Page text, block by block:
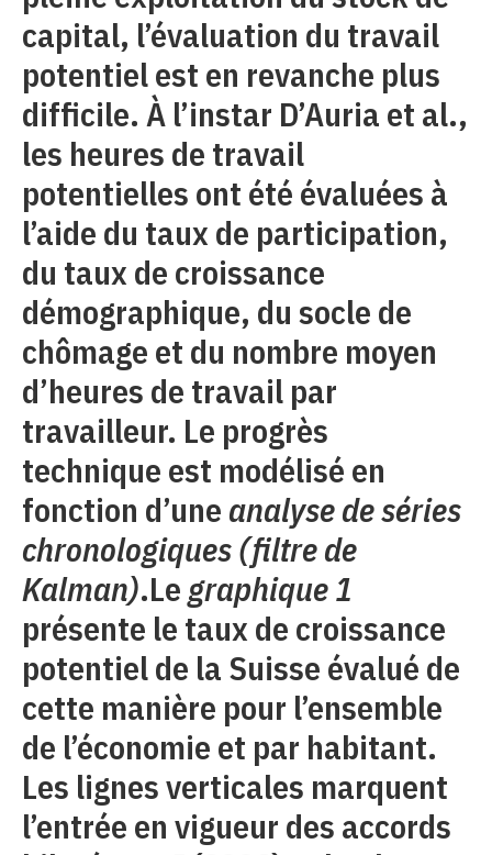
capital, l’évaluation du travail
potentiel est en revanche plus
difficile. À l’instar D’Auria et al.,
les heures de travail
potentielles ont été évaluées à
l’aide du taux de participation,
du taux de croissance
démographique, du socle de
chômage et du nombre moyen
d’heures de travail par
travailleur. Le progrès
technique est modélisé en
fonction d’une analyse de séries
chronologiques (filtre de
Kalman).Le graphique 1
présente le taux de croissance
potentiel de la Suisse évalué de
cette manière pour l’ensemble
de l’économie et par habitant.
Les lignes verticales marquent
l’entrée en vigueur des accords